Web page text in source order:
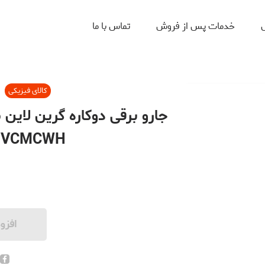
خدمات پس از فروش تماس با ما
کالای فیزیکی